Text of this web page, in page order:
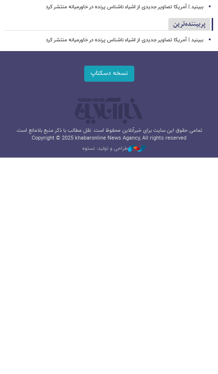
ببینید | آمریکا تصاویر جدیدی از اشیاء ناشناس پرنده در خاورمیانه منتشر کرد
پربیننده‌ترین
ببینید | آمریکا تصاویر جدیدی از اشیاء ناشناس پرنده در خاورمیانه منتشر کرد
نسخه دسکتاپ
تمامی حقوق این سایت برای خبرآنلاین محفوظ است. نقل مطالب با ذکر منبع بلامانع است.
Copyright © 2025 khabaronline News Agancy, All rights reserved
طراحی و تولید: نستوه